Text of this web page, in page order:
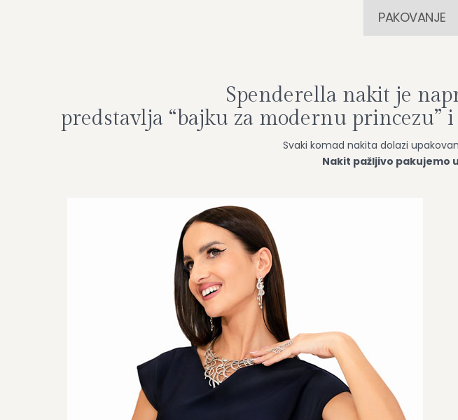
PAKOVANJE
Spenderella nakit je
predstavlja “bajku za modernu princezu”
Svaki komad nakita dolazi
Nakit pažljivo